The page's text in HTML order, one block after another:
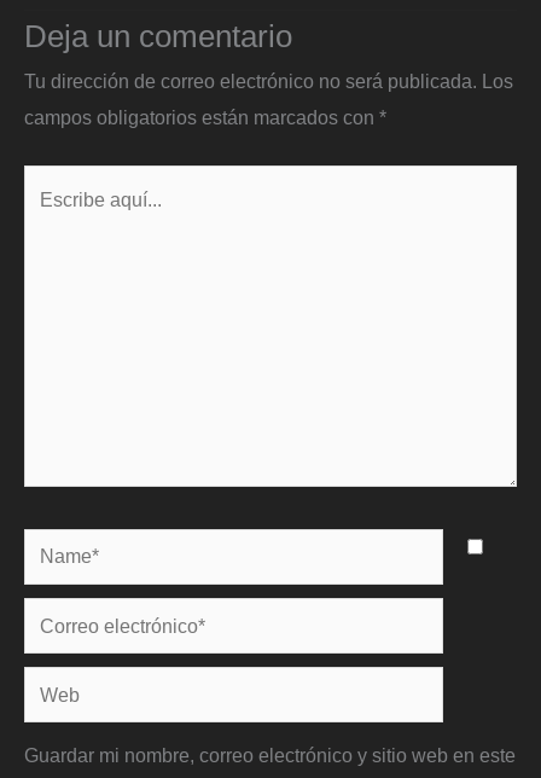
Deja un comentario
Tu dirección de correo electrónico no será publicada. Los
campos obligatorios están marcados con *
Name*
Correo
electrónico*
Web
Guardar mi nombre, correo electrónico y sitio web en este